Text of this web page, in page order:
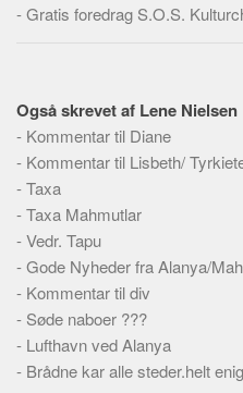
Transport
Køb og salg
Økonomi
Jura og regler
Skatter og afgifter
Statistik
Praktisk
Alle
Meta
-Gratis foredrag S.O.S.
Også skrevet af Lene Nielsen
- Kommentar til Diane
- Kommentar til Lisbeth/
-Taxa
-Taxa Mahmutlar
-Vedr. Tapu
-Gode Nyheder fra Alanya/
- Kommentar til div
- Søde naboer ???
- Lufthavn ved Alanya
- Brådne kar alle steder.helt enig